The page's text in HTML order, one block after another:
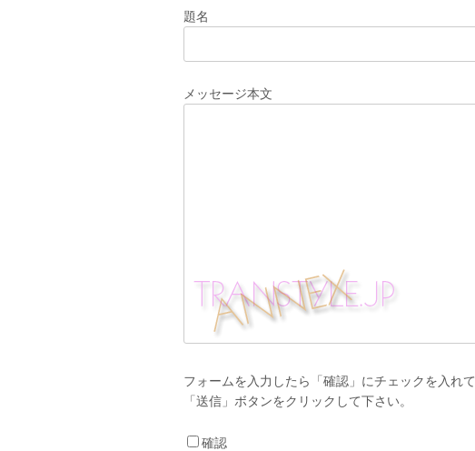
題名
メッセージ本文
フォームを入力したら「確認」にチェックを入れて
「送信」ボタンをクリックして下さい。
確認